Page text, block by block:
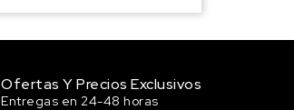
Ofertas Y Precios Exclusivos
Entregas en 24-48 horas